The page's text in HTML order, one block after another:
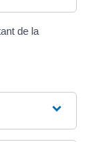
de la